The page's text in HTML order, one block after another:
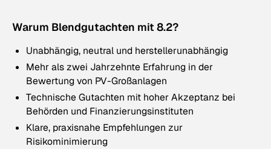
Warum Blendgutachten mit 8.2?
Unabhängig, neutral und herstellerunabhängig
Mehr als zwei Jahrzehnte Erfahrung in der
Bewertung von PV-Großanlagen
Technische Gutachten mit hoher Akzeptanz bei
Behörden und Finanzierungsinstituten
Klare, praxisnahe Empfehlungen zur
Risikominimierung